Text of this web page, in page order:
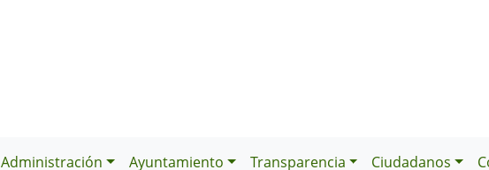
Administración Ayuntamiento Transparencia Ciudadanos